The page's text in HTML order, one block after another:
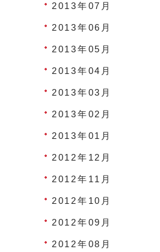
2013年07月
2013年06月
2013年05月
2013年04月
2013年03月
2013年02月
2013年01月
2012年12月
2012年11月
2012年10月
2012年09月
2012年08月